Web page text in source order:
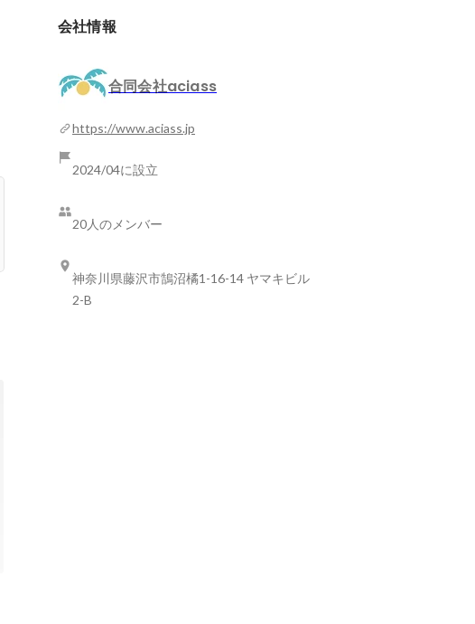
会社情報
合同会社aciass
https://www.aciass.jp
2024/04に設立
20人のメンバー
神奈川県藤沢市鵠沼橘1-16-14 ヤマキビル
2-B